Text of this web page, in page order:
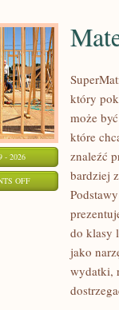
- 2026
OFFON
MATEMATYKA
który
może
które
znaleźć
bardziej
do klasy
jako
wydatki,